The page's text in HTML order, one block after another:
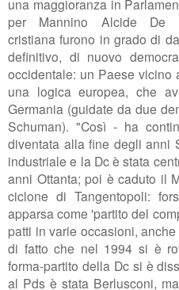
una maggioranza in P
per Mannino Alcide De
cristianafurono in grado di
definitivo, di nuovo
occidentale: un Paese vicino
una logica europea, che
Germania (guidate da due
Schuman). "Così - ha
diventata alla fine degli anni
industriale e la Dc è stata
anni Ottanta; poi è caduto il
ciclone di Tangentopoli:
apparsa come'partito del
patti in varie occasioni,
di fatto che nel 1994 si è
forma-partito della Dc si è
al Pds è stata Berlusconi,